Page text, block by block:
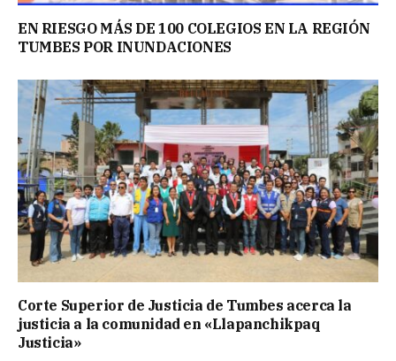
EN RIESGO MÁS DE 100 COLEGIOS EN LA REGIÓN
TUMBES POR INUNDACIONES
Corte Superior de Justicia de Tumbes acerca la
justicia a la comunidad en «Llapanchikpaq
Justicia»